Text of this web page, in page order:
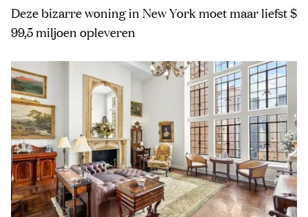
Deze bizarre woning in New York moet maar liefst $
99,5 miljoen opleveren